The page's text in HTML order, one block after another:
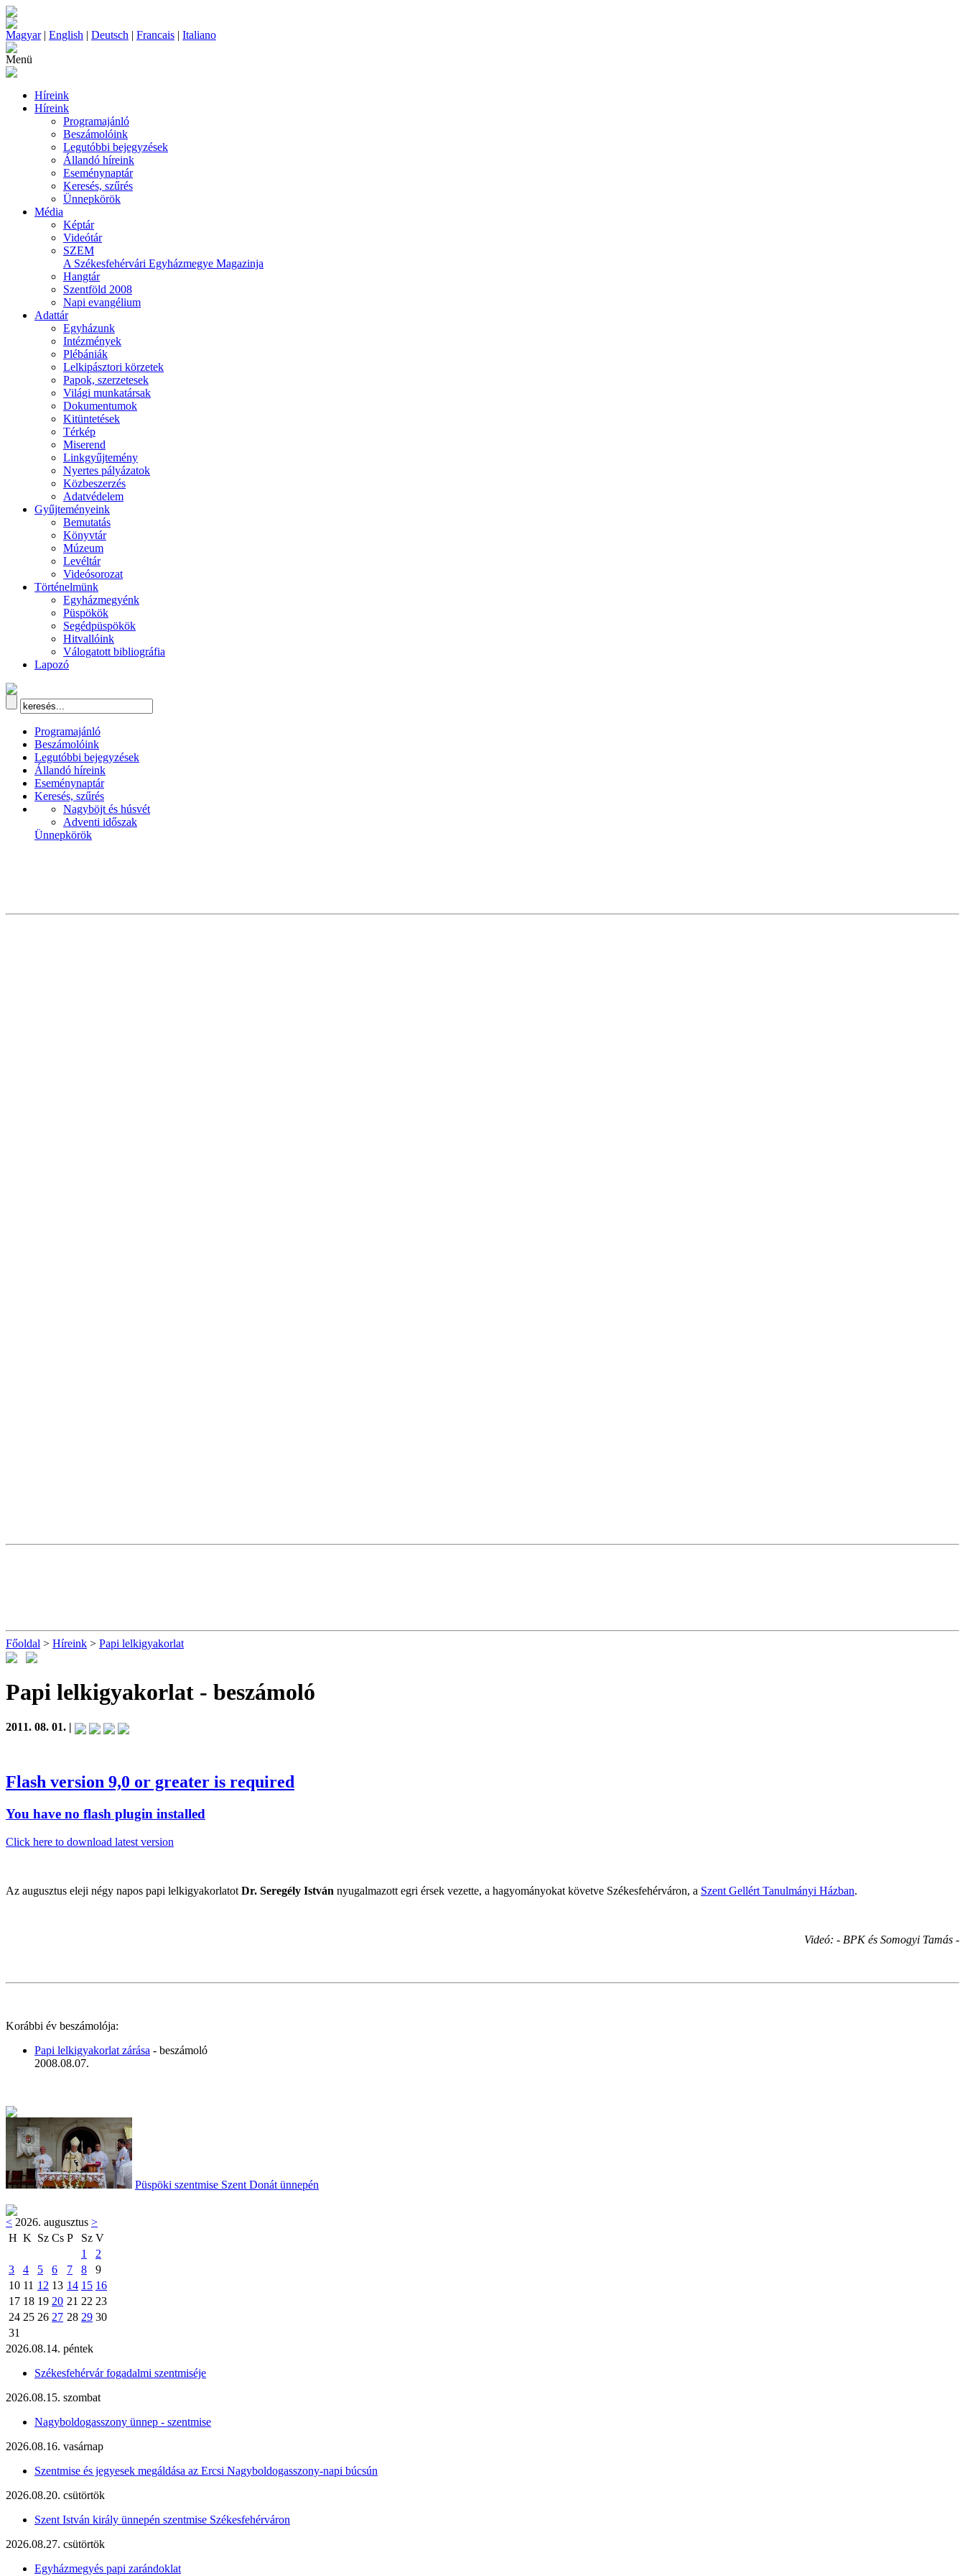
Magyar| English | Deutsch | Francais | Italiano
Menü
Híreink
Híreink
Programajánló
Beszámolóink
Legutóbbi bejegyzések
Állandó híreink
Eseménynaptár
Keresés, szűrés
Ünnepkörök
Média
Képtár
Videótár
SZEM
A Székesfehérvári Egyházmegye Magazinja
Hangtár
Szentföld 2008
Napi evangélium
Adattár
Egyházunk
Intézmények
Plébániák
Lelkipásztori körzetek
Papok, szerzetesek
Világi munkatársak
Dokumentumok
Kitüntetések
Térkép
Miserend
Linkgyűjtemény
Nyertes pályázatok
Közbeszerzés
Adatvédelem
Gyűjteményeink
Bemutatás
Könyvtár
Múzeum
Levéltár
Videósorozat
Történelmünk
Egyházmegyénk
Püspökök
Segédpüspökök
Hitvallóink
Válogatott bibliográfia
Lapozó
Programajánló
Beszámolóink
Legutóbbi bejegyzések
Állandó híreink
Eseménynaptár
Keresés, szűrés
Nagyböjt és húsvét
Adventi időszak
Ünnepkörök
Főoldal > Híreink > Papi lelkigyakorlat
Papi lelkigyakorlat - beszámoló
2011. 08. 01. |
Flash version 9,0 or greater is required
You have no flash plugin installed
Click here to download latest version
Az augusztus eleji négy napos papi lelkigyakorlatot Dr. Seregély István nyugalmazott egri érsek vezette, a hagyományokat követve Székesfehérváron, a Szent Gellért Tanulmányi Házban.
Videó: - BPK és Somogyi Tamás -
Korábbi év beszámolója:
Papi lelkigyakorlat zárása - beszámoló
2008.08.07.
Püspöki szentmise Szent Donát ünnepén
< 2026. augusztus >
H K Sz Cs P Sz V
1
2
3
4 5 6 7 8
9
10 11 12 13 14 15 16
17 18 19 20 21 22 23
24 25 26 27 28 29 30
31
2026.08.14. péntek
Székesfehérvár fogadalmi szentmiséje
2026.08.15. szombat
Nagyboldogasszony ünnep - szentmise
2026.08.16. vasárnap
Szentmise és jegyesek megáldása az Ercsi Nagyboldogasszony-napi búcsún
2026.08.20. csütörtök
Szent István király ünnepén szentmise Székesfehérváron
2026.08.27. csütörtök
Egyházmegyés papi zarándoklat